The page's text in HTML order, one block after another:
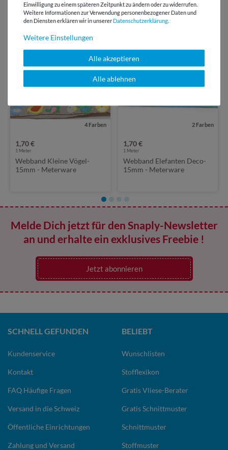
VIELLEICHT AUCH INTERESSANT
4 Farben
1,70 €
1 Meter
Webband Kleine Vögel-
15mm - Meterware
2 Farben
1,70 €
1 Meter
Webband Elefanten Deco-
15mm - Meterware
Melde Dich jetzt für den Snaply-Newsletter
an und erhalte ein exklusives Freebie !
Jetzt abonnieren
Einwilligung zu einem späteren Zeitpunkt zu ändern oder zu widerrufen.
Weitere Informationen zur Verwendung personenbezogener Daten und
den Diensten erklären wir in unserer Daten­schutz­erklärung
Weitere Einstellungen
Alle akzeptieren
Alle ablehnen
SCHNELL GEFUNDEN
Kundenservice
Kontakt
FAQ Häufige Fragen
Versand in die Schweiz
Öffentliche Einrichtungen
Zahlung und Versand
BELIEBT
Wunschlisten
Stofflexikon
Gratis Vliese-Berater
Gratis Schnittmuster
Schnittmuster
Stoffmuster